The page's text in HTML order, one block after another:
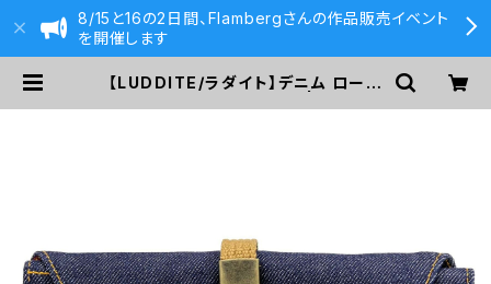
8/15と16の2日間、Flambergさんの作品販売イベント
を開催します
【LUDDITE/ラダイト】デニム ロール